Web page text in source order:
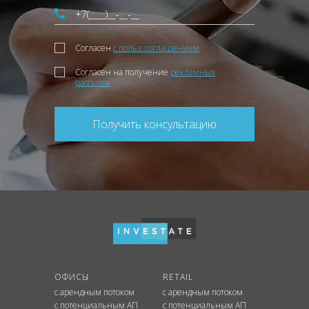
Согласен с польз. соглашением
Согласен на получение рекламных
рассылок
Получить консультацию
ОФИСЫ
с арендным потоком
с потенциальным АП
RETAIL
с арендным потоком
с потенциальным АП